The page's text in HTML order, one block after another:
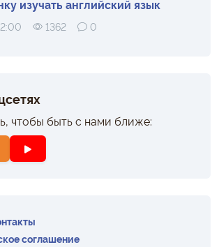
изучать английский язык
1362 0
чтобы быть с нами ближе:
соглашение